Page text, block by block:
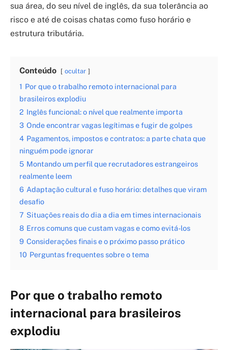
sua área, do seu nível de inglês, da sua tolerância ao
risco e até de coisas chatas como fuso horário e
estrutura tributária.
Conteúdo ocultar
1 Por que o trabalho remoto internacional para
brasileiros explodiu
2 Inglês funcional: o nível que realmente importa
3 Onde encontrar vagas legítimas e fugir de golpes
4 Pagamentos, impostos e contratos: a parte chata que
ninguém pode ignorar
5 Montando um perfil que recrutadores estrangeiros
realmente leem
6 Adaptação cultural e fuso horário: detalhes que viram
desafio
7 Situações reais do dia a dia em times internacionais
8 Erros comuns que custam vagas e como evitá-los
9 Considerações finais e o próximo passo prático
10 Perguntas frequentes sobre o tema
Por que o trabalho remoto
internacional para brasileiros
explodiu